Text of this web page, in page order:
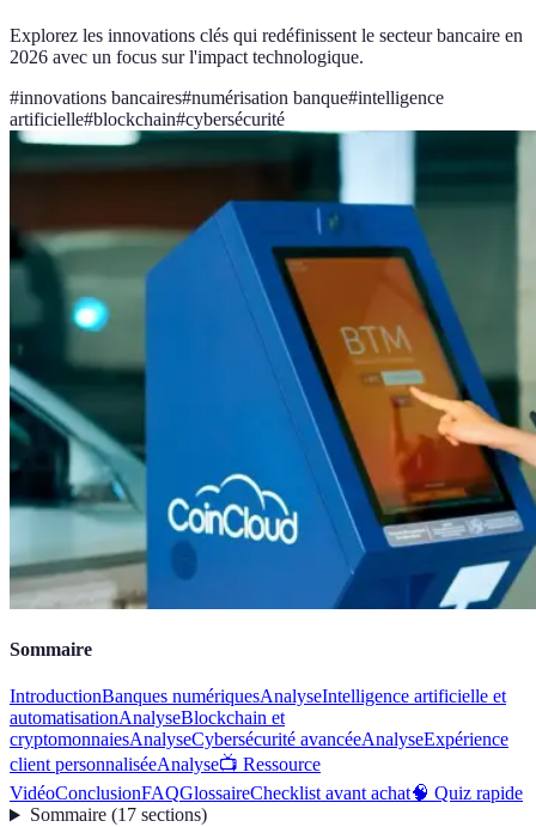
Explorez les innovations clés qui redéfinissent le secteur bancaire en
2026 avec un focus sur l'impact technologique.
#innovations bancaires#numérisation banque#intelligence
artificielle#blockchain#cybersécurité
Sommaire
IntroductionBanques numériquesAnalyseIntelligence artificielle et
automatisationAnalyseBlockchain et
cryptomonnaiesAnalyseCybersécurité avancéeAnalyseExpérience
client personnaliséeAnalyse📺 Ressource
VidéoConclusionFAQGlossaireChecklist avant achat🧠 Quiz rapide
Sommaire(17 sections)